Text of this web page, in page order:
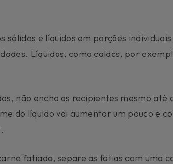
sólidos e líquidos em porções
Líquidos, como caldos, por
não encha os recipientes mesmo até
do líquido vai aumentar um pouco e
fatiada, separe as fatias com uma